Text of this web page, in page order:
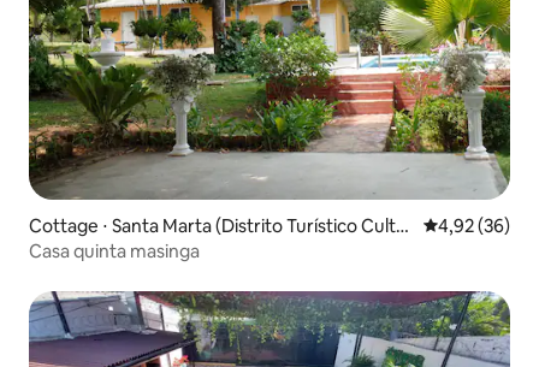
Cottage ⋅ Santa Marta (Distrito Turístico Cultur
al E Histórico)
Évaluation
4,92 (36)
Casa quinta masinga